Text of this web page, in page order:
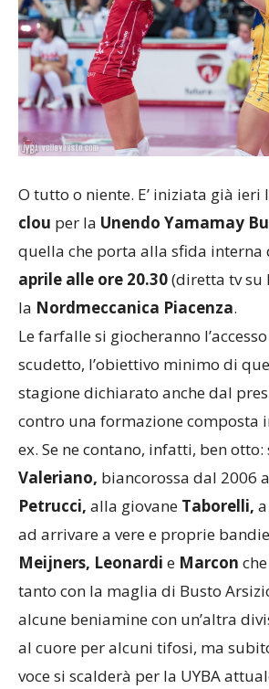
O tutto o niente. E’ iniziata già ieri
clou per la Unendo Yamamay
quella che porta alla sfida interna
aprile alle ore 20.30(diretta tv su
la Nordmeccanica Piacenza.
Le farfalle si giocheranno
scudetto, l’obiettivo minimo di
stagione dichiarato anche dal
contro una formazione composta
ex. Se ne contano, infatti, ben otto:
Valeriano, biancorossa dal 2006
Petrucci, alla giovane Taborelli, a
ad arrivare a vere e proprie
Meijners, Leonardi e Marcon
tanto con la maglia di Busto
alcune beniamine con un’altra
al cuore per alcuni tifosi, ma
voce si scalderà per la UYBA